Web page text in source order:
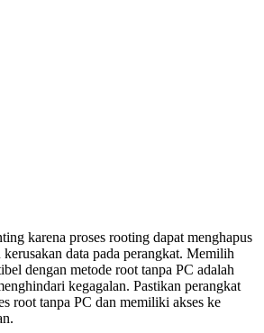
karena proses rooting dapat menghapus
kerusakan data pada perangkat. Memilih
dengan metode root tanpa PC adalah
kegagalan. Pastikan perangkat
root tanpa PC dan memiliki akses ke